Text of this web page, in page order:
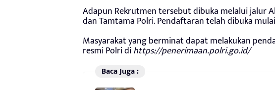
Adapun Rekrutmen tersebut dibuka melalui jalur
dan Tamtama Polri. Pendaftaran telah dibuka
Masyarakat yang berminat dapat melakukan
resmi Polri dihttps://penerimaan.polri.go.id/
Baca Juga :